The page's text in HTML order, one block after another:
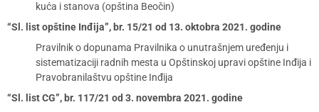
kuća i stanova (opština Beočin)
“Sl. list opštine Inđija”, br. 15/21 od 13. oktobra 2021. godine
Pravilnik o dopunama Pravilnika o unutrašnjem uređenju i
sistematizaciji radnih mesta u Opštinskoj upravi opštine Inđija i
Pravobranilaštvu opštine Inđija
“Sl. list CG”, br. 117/21 od 3. novembra 2021. godine